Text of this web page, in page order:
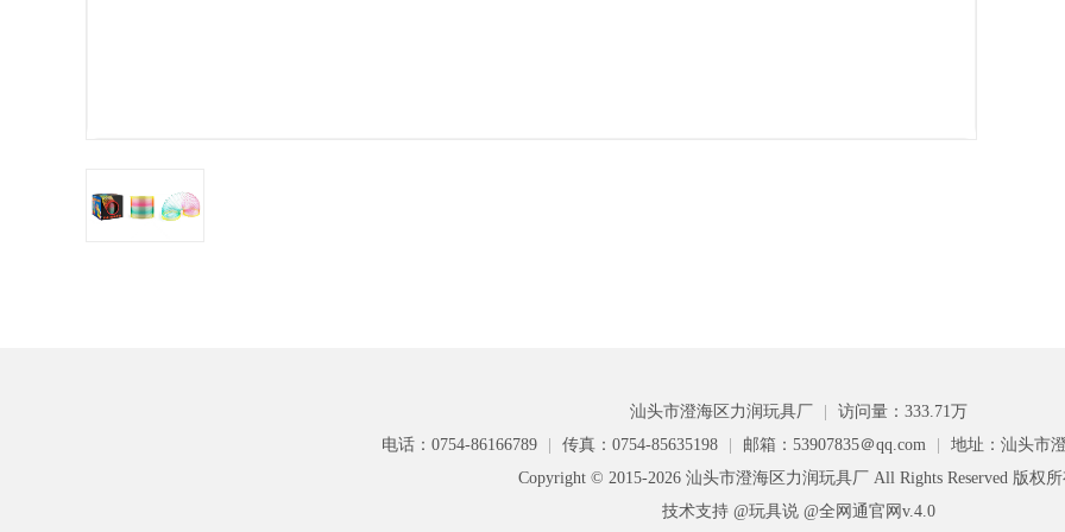
汕头市澄海区力润玩具厂
访问量：333.71万
电话：0754-86166789
传真：0754-85635198 邮箱：53907835＠qq.com
地址：汕头市
Copyright © 2015-2026 汕头市澄海区力润玩具厂 All Rights Reserved 版权
技术支持 @玩具说 @全网通官网v.4.0